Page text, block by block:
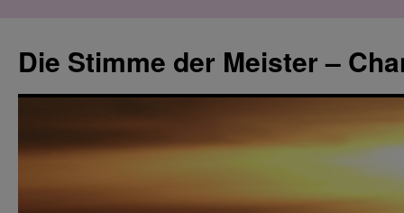
springen
Die Stimme der Meister –